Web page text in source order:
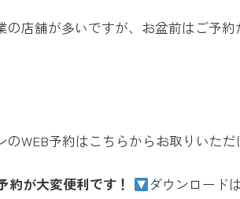
の店舗が多いですが、お盆前はご予
のWEB予約はこちらからお取りいた
約が大変便利です！
ダウンロード